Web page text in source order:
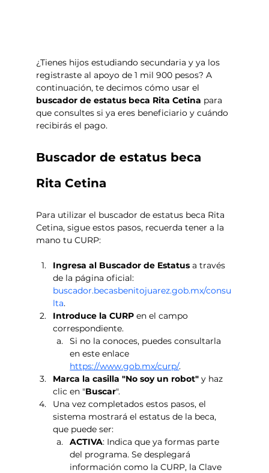
¿Tienes hijos estudiando secundaria y ya los
registraste al apoyo de 1 mil 900 pesos? A
continuación, te decimos cómo usar el
buscador de estatus beca Rita Cetina para
que consultes si ya eres beneficiario y cuándo
recibirás el pago.
Buscador de estatus beca
Rita Cetina
Para utilizar el buscador de estatus beca Rita
Cetina, sigue estos pasos, recuerda tener a la
mano tu CURP:
Ingresa al Buscador de Estatus a través
de la página oficial:
buscador.becasbenitojuarez.gob.mx/consu
lta.
Introduce la CURP en el campo
correspondiente.
Si no la conoces, puedes consultarla
en este enlace
https://www.gob.mx/curp/.
Marca la casilla "No soy un robot" y haz
clic en "Buscar".
Una vez completados estos pasos, el
sistema mostrará el estatus de la beca,
que puede ser:
ACTIVA: Indica que ya formas parte
del programa. Se desplegará
información como la CURP, la Clave